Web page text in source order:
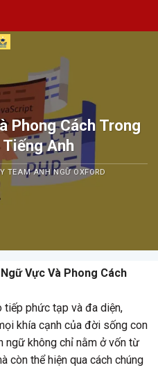
Phong Cách Trong
Anh
TEAM ANH NGỮ OXFORD
Vực Và Phong Cách
tiếp phức tạp và đa diện,
khía cạnh của đời sống con
ngữ không chỉ nằm ở vốn từ
còn thể hiện qua cách chúng